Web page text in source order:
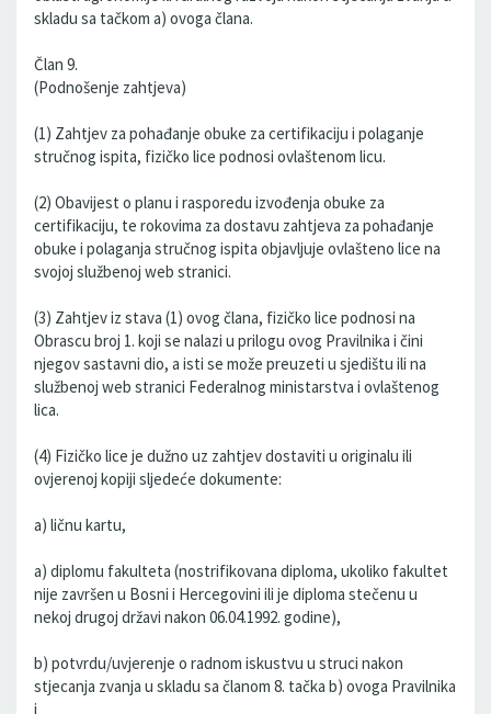
skladu sa tačkom a) ovoga člana.
Član 9.
(Podnošenje zahtjeva)
(1) Zahtjev za pohađanje obuke za certifikaciju i polaganje
stručnog ispita, fizičko lice podnosi ovlaštenom licu.
(2) Obavijest o planu i rasporedu izvođenja obuke za
certifikaciju, te rokovima za dostavu zahtjeva za pohađanje
obuke i polaganja stručnog ispita objavljuje ovlašteno lice na
svojoj službenoj web stranici.
(3) Zahtjev iz stava (1) ovog člana, fizičko lice podnosi na
Obrascu broj 1. koji se nalazi u prilogu ovog Pravilnika i čini
njegov sastavni dio, a isti se može preuzeti u sjedištu ili na
službenoj web stranici Federalnog ministarstva i ovlaštenog
lica.
(4) Fizičko lice je dužno uz zahtjev dostaviti u originalu ili
ovjerenoj kopiji sljedeće dokumente:
a) ličnu kartu,
a) diplomu fakulteta (nostrifikovana diploma, ukoliko fakultet
nije završen u Bosni i Hercegovini ili je diploma stečenu u
nekoj drugoj državi nakon 06.04.1992. godine),
b) potvrdu/uvjerenje o radnom iskustvu u struci nakon
stjecanja zvanja u skladu sa članom 8. tačka b) ovoga Pravilnika
i